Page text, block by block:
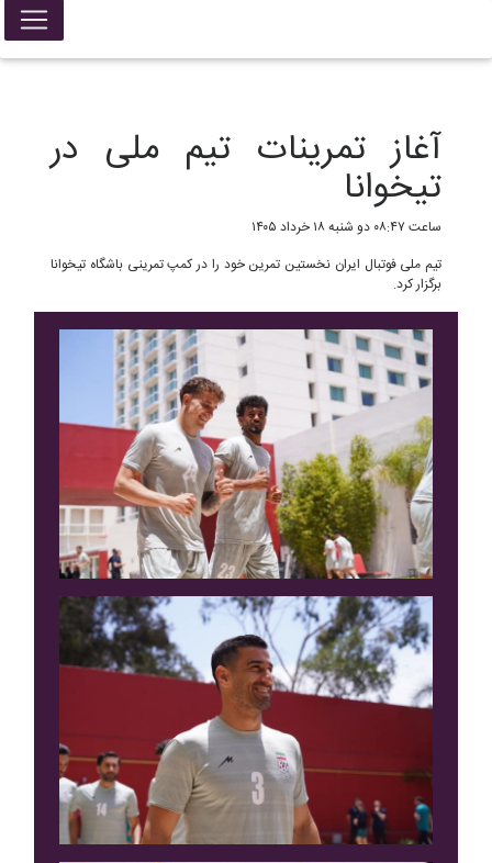
False{ return; }
آغاز تمرینات تیم ملی در
تیخوانا
ساعت ۰۸:۴۷ دو شنبه ۱۸ خرداد ۱۴۰۵
تیم ملی فوتبال ایران نخستین تمرین خود را در کمپ تمرینی باشگاه تیخوانا
برگزار کرد.